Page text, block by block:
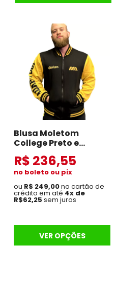
Blusa Moletom
College Preto e
Amarelo
R$ 236,55
no boleto ou pix
ou R$ 249,00no cartão de
crédito em até 4x de
R$62,25 sem juros
VER OPÇÕES